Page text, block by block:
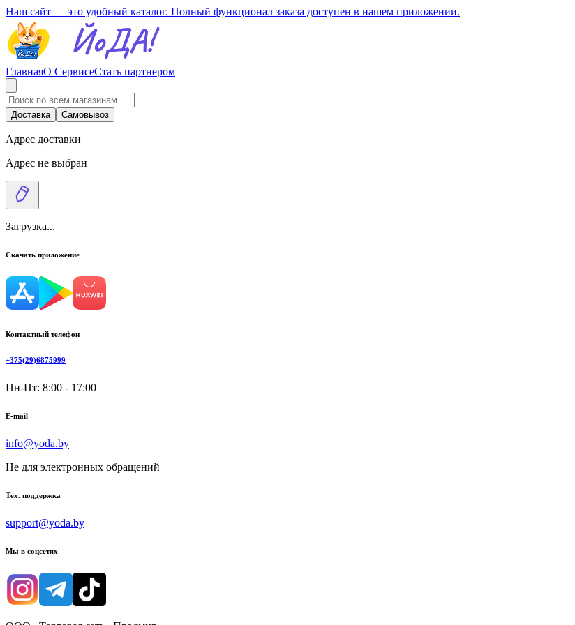
Наш сайт — это удобный каталог. Полный функционал заказа доступен в нашем приложении.
ГлавнаяО СервисеСтать партнером
Доставка Самовывоз
Адрес доставки
Адрес не выбран
Загрузка...
Скачать приложение
Контактный телефон
+375(29)6875999
Пн-Пт: 8:00 - 17:00
E-mail
info@yoda.by
Не для электронных обращений
Тех. поддержка
support@yoda.by
Мы в соцсетях